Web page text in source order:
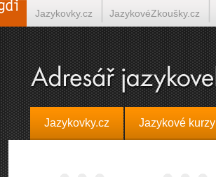
Jazykovky.cz Jazykové kurzy
Jazykovky.cz JazykovéZkoušky.cz
Španělština on-line Italština on-line